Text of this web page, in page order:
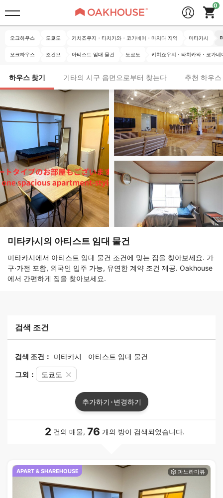
오크하우스 도쿄도 키치죠우지・타치카와・코가네이・마치다 지역 미타카시
오크하우스 조건으 아티스트 임대 물건 도쿄도 키치죠우지・타치카와・코가네
하우스 찾기 기타의 시구 읍면으로부터 찾는다 추천 하우스
미타카시의 아티스트 임대 물건
미타카시에서 아티스트 임대 물건 조건에 맞는 집을 찾아보세요. 가
구·가전 포함, 외국인 입주 가능, 유연한 계약 조건 제공. Oakhouse
에서 간편하게 집을 찾아보세요.
검색 조건
검색 조건： 미타카시 아티스트 임대 물건
그외： 도쿄도
추가하기･변경하기
2 건의 매물, 76 개의 방이 검색되었습니다.
APART & SHAREHOUSE